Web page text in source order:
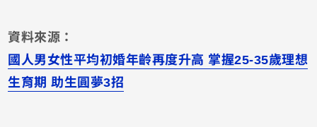
資料來源：
國人男女性平均初婚年齡再度升高 掌握25-35歲理想
生育期 助生圓夢3招